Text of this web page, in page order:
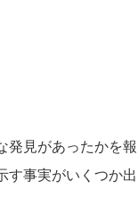
発見があったかを報
す事実がいくつか出